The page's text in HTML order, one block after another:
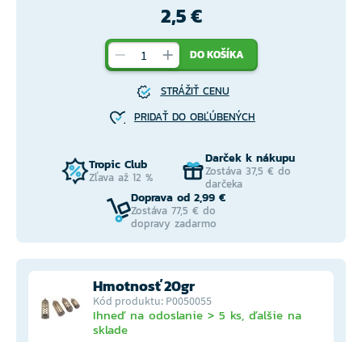
2,5 €
DO KOŠÍKA
STRÁŽIŤ CENU
PRIDAŤ DO OBĽÚBENÝCH
Tropic Club
Zľava až 12 %
Darček k nákupu
Zostáva 37,5 € do
darčeka
Doprava od 2,99 €
Zostáva 77,5 € do
dopravy zadarmo
Hmotnosť 20gr
Kód produktu: P0050055
Ihneď na odoslanie > 5 ks, ďalšie na
sklade